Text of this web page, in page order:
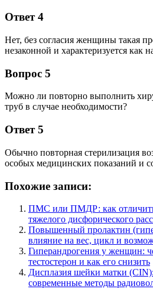
Ответ 4
Нет, без согласия женщины такая
незаконной и характеризуется как
Вопрос 5
Можно ли повторно выполнить
труб в случае необходимости?
Ответ 5
Обычно повторная стерилизация
особых медицинских показаний и
Похожие записи:
ПМС или ПМДР: как отличить
тяжелого дисфорического
Повышенный пролактин
влияние на вес, цикл и
Гиперандрогения у женщин:
тестостерон и как его снизить
Дисплазия шейки матки
современные методы